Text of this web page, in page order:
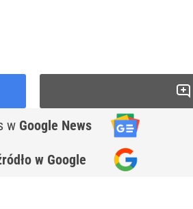
w Google News
w Google